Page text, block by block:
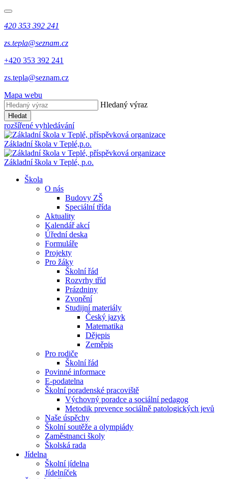
420 353 392 241
zs.tepla@seznam.cz
+420 353 392 241
zs.tepla@seznam.cz
Mapa webu
Hledaný výraz
Hledat
rozšířené vyhledávání
Základní škola v Teplé,p.o.
Základní škola v Teplé, p.o.
Škola
O nás
Budovy ZŠ
Speciální třída
Aktuality
Kalendář akcí
Úřední deska
Formuláře
Projekty
Pro žáky
Školní řád
Rozvrhy tříd
Prázdniny
Zvonění
Studijní materiály
Český jazyk
Matematika
Dějepis
Zeměpis
Pro rodiče
Školní řád
Povinné informace
E-podatelna
Školní poradenské pracoviště
Výchovný poradce a sociální pedagog
Metodik prevence sociálně patologických jevů
Naše úspěchy
Školní soutěže a olympiády
Zaměstnanci školy
Školská rada
Jídelna
Školní jídelna
Jídelníček